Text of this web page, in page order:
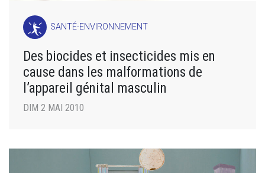
SANTÉ-ENVIRONNEMENT
Des biocides et insecticides mis en
cause dans les malformations de
l’appareil génital masculin
DIM 2 MAI 2010